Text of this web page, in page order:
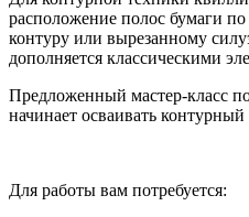
расположение полос бумаги
контуру или вырезанному
дополняется классическими
Предложенный мастер-класс
начинает осваивать контурный
Для работы вам потребуется: